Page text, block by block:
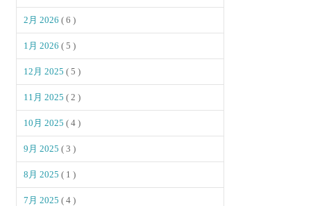
2月 2026( 6 )
1月 2026( 5 )
12月 2025( 5 )
11月 2025( 2 )
10月 2025( 4 )
9月 2025( 3 )
8月 2025( 1 )
7月 2025( 4 )